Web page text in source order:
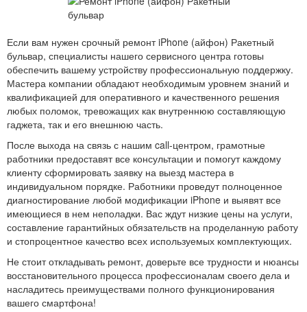
Если вам нужен срочный ремонт iPhone (айфон) Ракетный
бульвар, специалисты нашего сервисного центра готовы
обеспечить вашему устройству профессиональную поддержку.
Мастера компании обладают необходимым уровнем знаний и
квалификацией для оперативного и качественного решения
любых поломок, тревожащих как внутреннюю составляющую
гаджета, так и его внешнюю часть.
После выхода на связь с нашим call-центром, грамотные
работники предоставят все консультации и помогут каждому
клиенту сформировать заявку на выезд мастера в
индивидуальном порядке. Работники проведут полноценное
диагностирование любой модификации iPhone и выявят все
имеющиеся в нем неполадки. Вас ждут низкие цены на услуги,
составление гарантийных обязательств на проделанную работу
и стопроцентное качество всех используемых комплектующих.
Не стоит откладывать ремонт, доверьте все трудности и нюансы
восстановительного процесса профессионалам своего дела и
насладитесь преимуществами полного функционирования
вашего смартфона!